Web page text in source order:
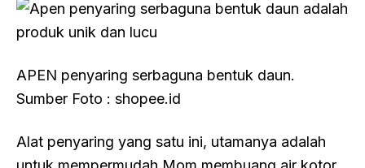
APEN penyaring serbaguna bentuk daun.
Sumber Foto : shopee.id
Alat penyaring yang satu ini, utamanya adalah